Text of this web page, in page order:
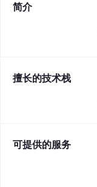
简介
擅长的技术栈
可提供的服务